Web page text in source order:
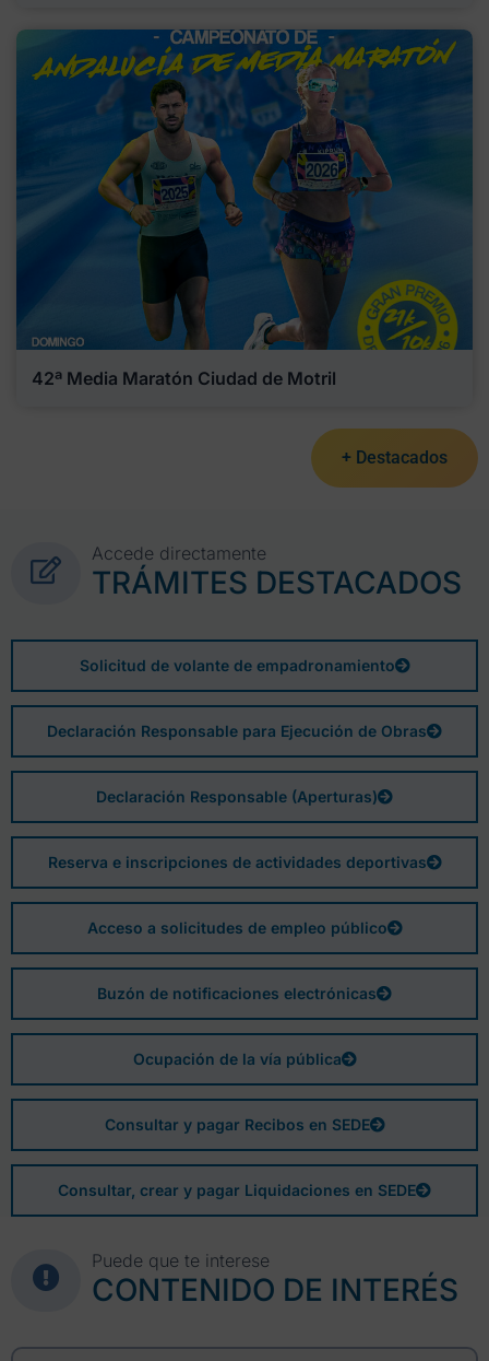
42ª Media Maratón Ciudad de Motril
+ Destacados
Accede directamente
TRÁMITES DESTACADOS
Solicitud de volante de empadronamiento
Declaración Responsable para Ejecución de Obras
Declaración Responsable (Aperturas)
Reserva e inscripciones de actividades deportivas
Acceso a solicitudes de empleo público
Buzón de notificaciones electrónicas
Ocupación de la vía pública
Consultar y pagar Recibos en SEDE
Consultar, crear y pagar Liquidaciones en SEDE
Puede que te interese
CONTENIDO DE INTERÉS